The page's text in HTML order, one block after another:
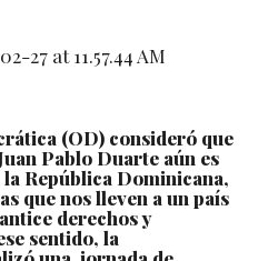
(OD) consideró que
Pablo Duarte aún es
República Dominicana,
que nos lleven a un país
derechos y
sentido, la